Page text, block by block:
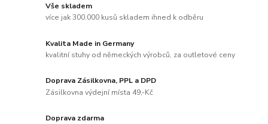
Vše skladem
více jak 300.000 kusů skladem ihned k odběru
Kvalita Made in Germany
kvalitní stuhy od německých výrobců, za outletové ceny
Doprava Zásilkovna, PPL a DPD
Zásilkovna výdejní místa 49,-Kč
Doprava zdarma